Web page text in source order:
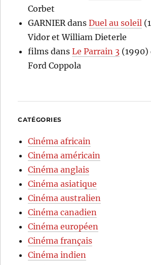
Corbet
GARNIER dansDuel au soleil
Vidor et William Dieterle
films dansLe Parrain 3 (1990)
Ford Coppola
CATÉGORIES
Cinéma africain
Cinéma américain
Cinéma anglais
Cinéma asiatique
Cinéma australien
Cinéma canadien
Cinéma européen
Cinéma français
Cinéma indien